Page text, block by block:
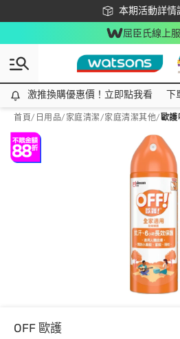
本期活動詳情
下載app最高回
屈臣氏線上
激推換購優惠價！立即點我看
激推換購優惠價！立即點我看 下
首頁/ 日用品/ 家庭清潔/家庭清潔其他/ 歐
OFF 歐護